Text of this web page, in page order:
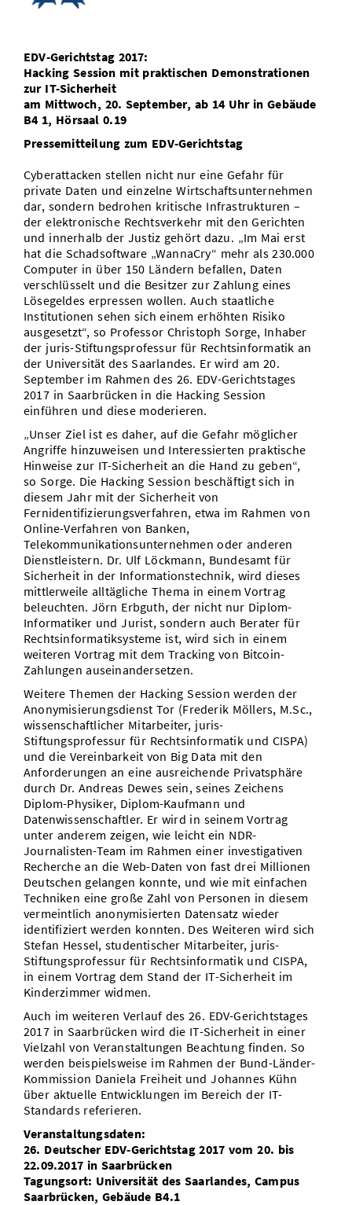
Open Science/Open Access
Zahlen & Fakten
Kontakt
SIC Merchandise
SIC Podcast
AnsprechpartnerInnen, Personen, Forschungsgruppen
Termine, Vorträge und Veranstaltungen
Alumni
EDV-Gerichtstag 2017:
Hacking Session mit praktischen Demonstrationen
zur IT-Sicherheit
am Mittwoch, 20. September, ab 14 Uhr in Gebäude
B4 1, Hörsaal 0.19
Pressemitteilung zum EDV-Gerichtstag
Cyberattacken stellen nicht nur eine Gefahr für
private Daten und einzelne Wirtschaftsunternehmen
dar, sondern bedrohen kritische Infrastrukturen –
der elektronische Rechtsverkehr mit den Gerichten
und innerhalb der Justiz gehört dazu. „Im Mai erst
hat die Schadsoftware „WannaCry“ mehr als 230.000
Computer in über 150 Ländern befallen, Daten
verschlüsselt und die Besitzer zur Zahlung eines
Lösegeldes erpressen wollen. Auch staatliche
Institutionen sehen sich einem erhöhten Risiko
ausgesetzt“, so Professor Christoph Sorge, Inhaber
der juris-Stiftungsprofessur für Rechtsinformatik an
der Universität des Saarlandes. Er wird am 20.
September im Rahmen des 26. EDV-Gerichtstages
2017 in Saarbrücken in die Hacking Session
einführen und diese moderieren.
„Unser Ziel ist es daher, auf die Gefahr möglicher
Angriffe hinzuweisen und Interessierten praktische
Hinweise zur IT-Sicherheit an die Hand zu geben“,
so Sorge. Die Hacking Session beschäftigt sich in
diesem Jahr mit der Sicherheit von
Fernidentifizierungsverfahren, etwa im Rahmen von
Online-Verfahren von Banken,
Telekommunikationsunternehmen oder anderen
Dienstleistern. Dr. Ulf Löckmann, Bundesamt für
Sicherheit in der Informationstechnik, wird dieses
mittlerweile alltägliche Thema in einem Vortrag
beleuchten. Jörn Erbguth, der nicht nur Diplom-
Informatiker und Jurist, sondern auch Berater für
Rechtsinformatiksysteme ist, wird sich in einem
weiteren Vortrag mit dem Tracking von Bitcoin-
Zahlungen auseinandersetzen.
Weitere Themen der Hacking Session werden der
Anonymisierungsdienst Tor (Frederik Möllers, M.Sc.,
wissenschaftlicher Mitarbeiter, juris-
Stiftungsprofessur für Rechtsinformatik und CISPA)
und die Vereinbarkeit von Big Data mit den
Anforderungen an eine ausreichende Privatsphäre
durch Dr. Andreas Dewes sein, seines Zeichens
Diplom-Physiker, Diplom-Kaufmann und
Datenwissenschaftler. Er wird in seinem Vortrag
unter anderem zeigen, wie leicht ein NDR-
Journalisten-Team im Rahmen einer investigativen
Recherche an die Web-Daten von fast drei Millionen
Deutschen gelangen konnte, und wie mit einfachen
Techniken eine große Zahl von Personen in diesem
vermeintlich anonymisierten Datensatz wieder
identifiziert werden konnten. Des Weiteren wird sich
Stefan Hessel, studentischer Mitarbeiter, juris-
Stiftungsprofessur für Rechtsinformatik und CISPA,
in einem Vortrag dem Stand der IT-Sicherheit im
Kinderzimmer widmen.
Auch im weiteren Verlauf des 26. EDV-Gerichtstages
2017 in Saarbrücken wird die IT-Sicherheit in einer
Vielzahl von Veranstaltungen Beachtung finden. So
werden beispielsweise im Rahmen der Bund-Länder-
Kommission Daniela Freiheit und Johannes Kühn
über aktuelle Entwicklungen im Bereich der IT-
Standards referieren.
Veranstaltungsdaten:
26. Deutscher EDV-Gerichtstag 2017 vom 20. bis
22.09.2017 in Saarbrücken
Tagungsort: Universität des Saarlandes, Campus
Saarbrücken, Gebäude B4.1